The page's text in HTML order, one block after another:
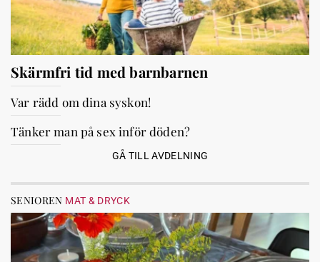
Skärmfri tid med barnbarnen
Var rädd om dina syskon!
Tänker man på sex inför döden?
GÅ TILL AVDELNING
SENIOREN MAT & DRYCK